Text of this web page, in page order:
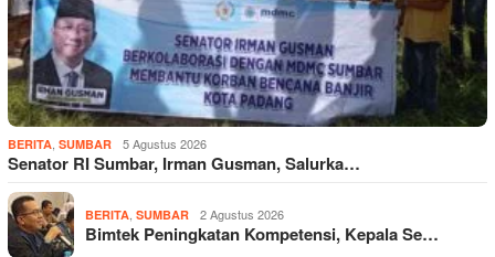
BERITA SUMBAR 5 Agustus 2026
Senator RI Sumbar, Irman Gusman, Salurka…
BERITA SUMBAR 2 Agustus 2026
Bimtek Peningkatan Kompetensi, Kepala Se…